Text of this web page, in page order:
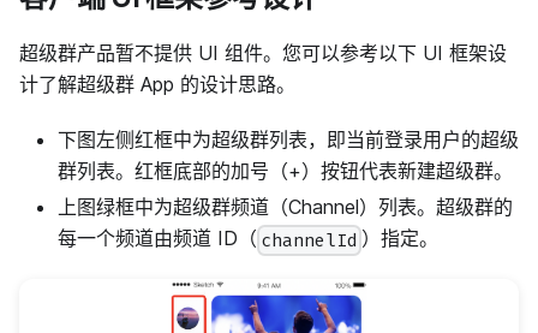
超级群产品暂不提供 UI 组件。您可以参考以下 UI 框架设
计了解超级群 App 的设计思路。
下图左侧红框中为超级群列表，即当前登录用户的超级
群列表。红框底部的加号（+）按钮代表新建超级群。
上图绿框中为超级群频道（Channel）列表。超级群的
每一个频道由频道 ID（ channelId ）指定。